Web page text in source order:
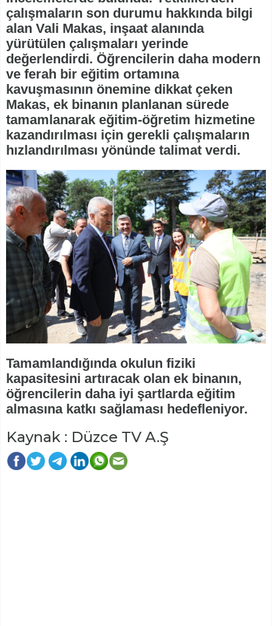
çalışmaların son durumu hakkında bilgi
alan Vali Makas, inşaat alanında
yürütülen çalışmaları yerinde
değerlendirdi. Öğrencilerin daha modern
ve ferah bir eğitim ortamına
kavuşmasının önemine dikkat çeken
Makas, ek binanın planlanan sürede
tamamlanarak eğitim-öğretim hizmetine
kazandırılması için gerekli çalışmaların
hızlandırılması yönünde talimat verdi.
Tamamlandığında okulun fiziki
kapasitesini artıracak olan ek binanın,
öğrencilerin daha iyi şartlarda eğitim
almasına katkı sağlaması hedefleniyor.
Kaynak : Düzce TV A.Ş